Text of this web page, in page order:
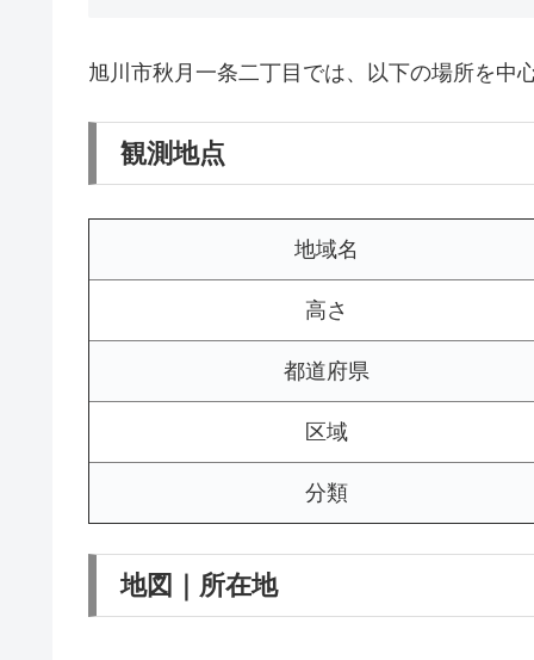
旭川市秋月一条二丁目では、以下の場所を中
観測地点
地域名
高さ
都道府県
区域
分類
地図｜所在地